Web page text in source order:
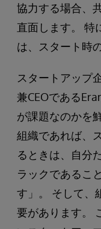
協力する場合、
直面します。 特
は、スタート時
スタートアップ
兼CEOである
が課題なのかを
組織であれば、
るときは、自分
ラックであるこ
す」。 そして、
要があります。